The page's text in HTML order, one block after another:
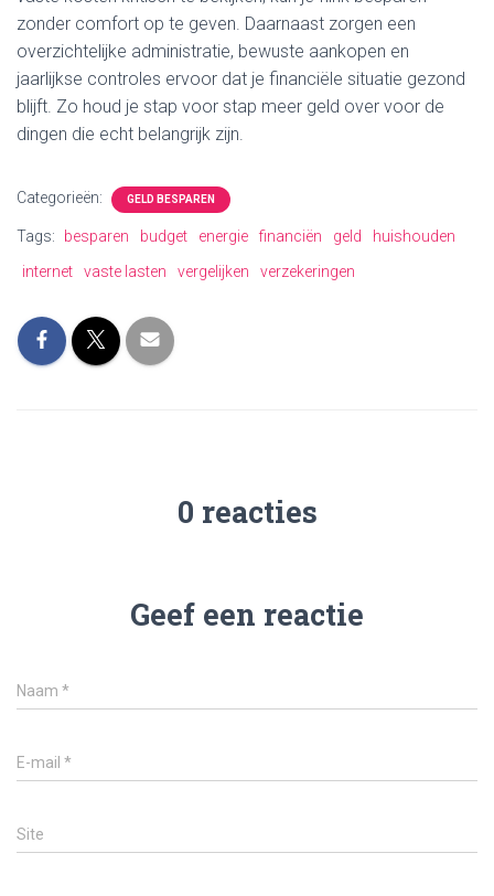
zonder comfort op te geven. Daarnaast zorgen een
overzichtelijke administratie, bewuste aankopen en
jaarlijkse controles ervoor dat je financiële situatie gezond
blijft. Zo houd je stap voor stap meer geld over voor de
dingen die echt belangrijk zijn.
Categorieën: GELD BESPAREN
Tags: besparen budget energie financiën geld
huishouden
internet
vaste lasten vergelijken verzekeringen
0 reacties
Geef een reactie
Naam *
E-mail *
Site